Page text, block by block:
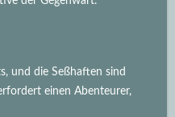
und die Seßhaften sind
einen Abenteurer,